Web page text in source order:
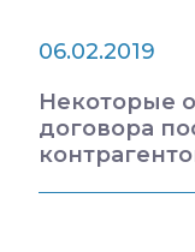
06.02.2019
Некоторые
договора